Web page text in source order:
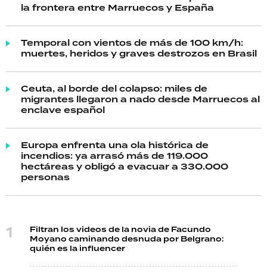
la frontera entre Marruecos y España
Temporal con vientos de más de 100 km/h:
muertes, heridos y graves destrozos en Brasil
Ceuta, al borde del colapso: miles de
migrantes llegaron a nado desde Marruecos al
enclave español
Europa enfrenta una ola histórica de
incendios: ya arrasó más de 119.000
hectáreas y obligó a evacuar a 330.000
personas
Filtran los videos de la novia de Facundo
Moyano caminando desnuda por Belgrano:
quién es la influencer